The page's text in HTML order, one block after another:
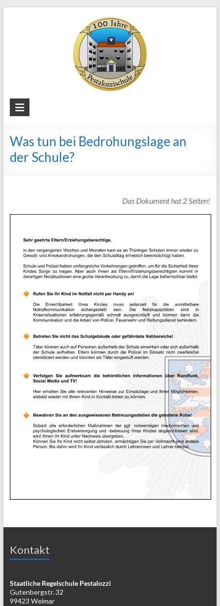
Staatliche
"Pestalozzi"
Weimar
Was tun bei Bedrohungslage an
der Schule?
Das Dokument hat 2 Seiten!
Kontakt
Staatliche Regelschule Pestalozzi
Gutenbergstr. 32
99423 Weimar